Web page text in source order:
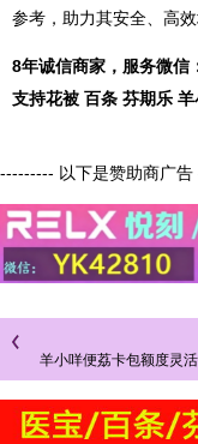
参考，助力其安全、高
8年诚信商家，服务微信
支持花被 百条 芬期乐
--------- 以下是赞助商广
羊小咩便荔卡包额度灵
到